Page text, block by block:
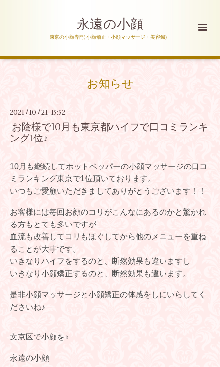
永遠の小顔
東京の小顔専門( 小顔矯正・小顔マッサージ・美容鍼）
お知らせ
2021 / 10 /21 15:52
お陰様で10月も東京都ハイフで口コミランキ
ング1位♪
10月も継続してホットペッパーの小顔マッサージの口コ
ミランキング東京で1位頂いております。
いつもご愛顧いただきましてありがとうございます！！
お客様には毎回お顔のコリがこんなにあるのかと驚かれ
る方もとても多いですが
血流も改善してコリもほぐしてから他のメニューを重ね
ることが大事です。
いきなりハイフをするのと、断然効果も違いますし
いきなり小顔矯正するのと、断然効果も違います。
是非小顔マッサージと小顔矯正の体感をしにいらしてく
ださいね♪
文京区で小顔を♪
永遠の小顔